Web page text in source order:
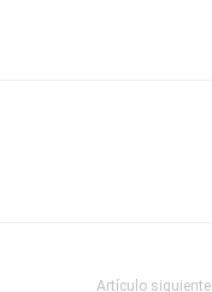
Artículo siguiente